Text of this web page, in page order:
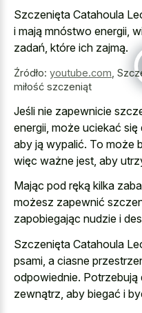
Szczenięta Catahoula
i mają mnóstwo energii,
zadań, które ich zajmą.
Źródło: youtube.com
miłość szczeniąt
Jeśli nie zapewnicie
energii, może uciekać
aby ją wypalić. To może
więc ważne jest, aby
Mając pod ręką kilka
możesz zapewnić
zapobiegając nudzie i
Szczenięta Catahoula
psami, a ciasne
odpowiednie. Potrzebują
zewnątrz, aby biegać i